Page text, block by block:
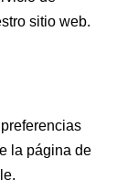
sitio web.
la página de